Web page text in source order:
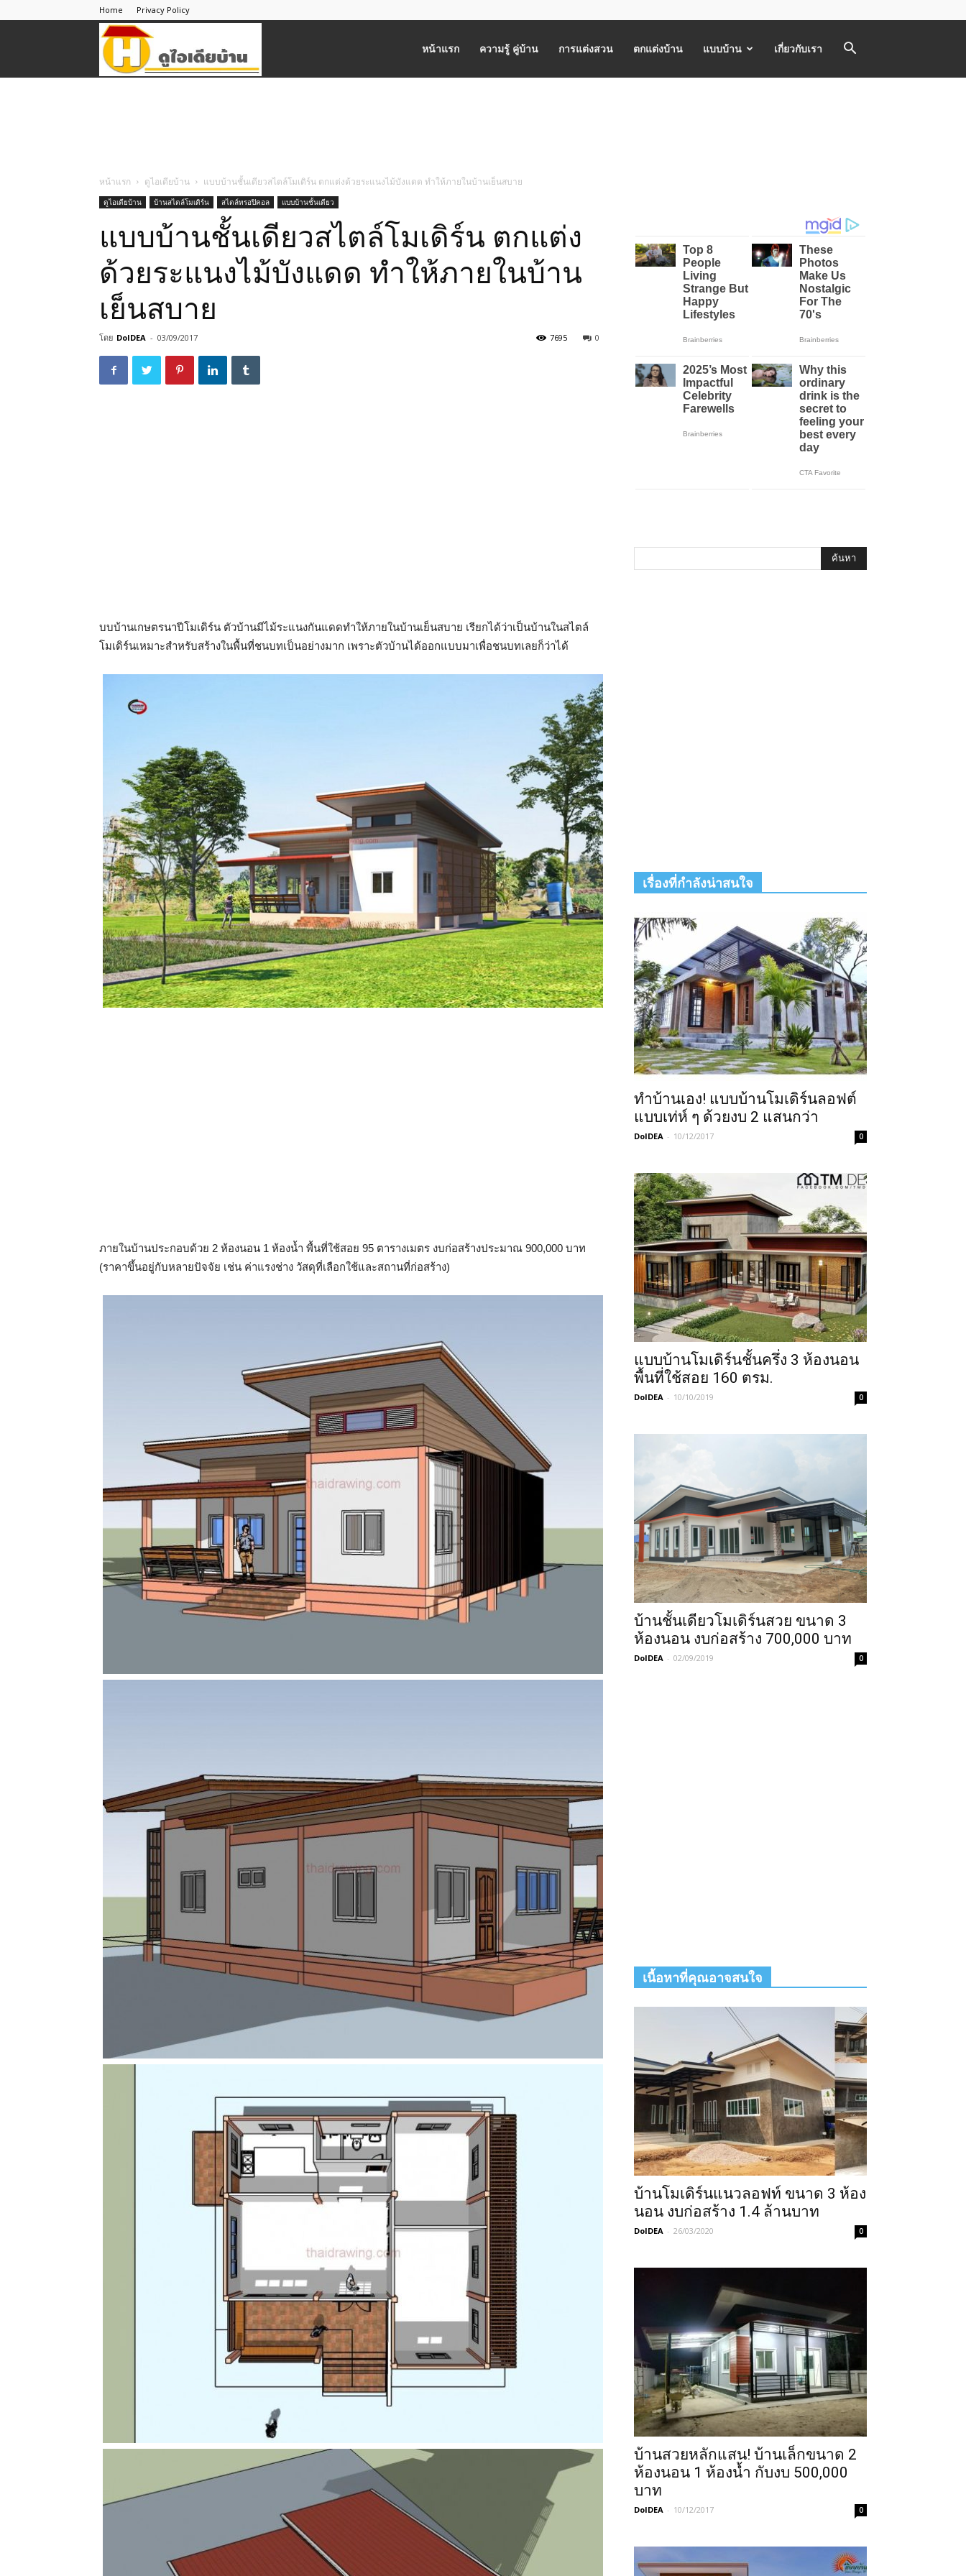
Home Privacy Policy
บ้าน
หน้าแรก ความรู้ คู่บ้าน การแต่งสวน ตกแต่งบ้าน แบบบ้าน เกี่ยวกับเรา
หน้าแรก ดูไอเดียบ้าน แบบบ้านชั้นเดียวสไตล์โมเดิร์น ตกแต่งด้วยระแนงไม้บังแดด ทำให้ภายในบ้านเย็นสบาย
ดูไอเดียบ้าน บ้านสไตล์โมเดิร์น สไตล์ทรอปิคอล แบบบ้านชั้นเดียว
แบบบ้านชั้นเดียวสไตล์โมเดิร์น ตกแต่ง
ด้วยระแนงไม้บังแดด ทำให้ภายในบ้าน
เย็นสบาย
โดย DoIDEA - 03/09/2017 0
7695
บบบ้านเกษตรนาปีโมเดิร์น ตัวบ้านมีไม้ระแนงกันแดดทำให้ภายในบ้านเย็นสบาย เรียกได้ว่าเป็นบ้านในสไตล์
โมเดิร์นเหมาะสำหรับสร้างในพื้นที่ชนบทเป็นอย่างมาก เพราะตัวบ้านได้ออกแบบมาเพื่อชนบทเลยก็ว่าได้
ภายในบ้านประกอบด้วย 2 ห้องนอน 1 ห้องน้ำ พื้นที่ใช้สอย 95 ตารางเมตร งบก่อสร้างประมาณ 900,000 บาท
(ราคาขึ้นอยู่กับหลายปัจจัย เช่น ค่าแรงช่าง วัสดุที่เลือกใช้และสถานที่ก่อสร้าง)
เรื่องที่กำลังน่าสนใจ
ทำบ้านเอง! แบบบ้านโมเดิร์นลอฟต์
แบบเท่ห์ ๆ ด้วยงบ 2 แสนกว่า
DoIDEA - 10/12/2017 0
แบบบ้านโมเดิร์นชั้นครึ่ง 3 ห้องนอน
พื้นที่ใช้สอย 160 ตรม.
DoIDEA - 10/10/2019 0
บ้านชั้นเดียวโมเดิร์นสวย ขนาด 3
ห้องนอน งบก่อสร้าง 700,000 บาท
DoIDEA - 02/09/2019 0
เนื้อหาที่คุณอาจสนใจ
บ้านโมเดิร์นแนวลอฟท์ ขนาด 3 ห้อง
นอน งบก่อสร้าง 1.4 ล้านบาท
DoIDEA - 26/03/2020 0
บ้านสวยหลักแสน! บ้านเล็กขนาด 2
ห้องนอน 1 ห้องน้ำ กับงบ 500,000
บาท
DoIDEA - 10/12/2017 0